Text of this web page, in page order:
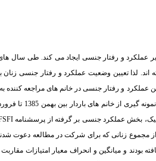
عملکرد و رفتار جنسی ایجاد می کند. طی سال
لذا تعیین وضعیت عملکرد و رفتار جنسی
و رفتار جنسی در خانم های مراجعه کننده
و میانگین و انحراف معیار امتیازات